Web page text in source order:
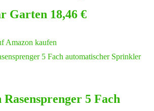
Garten 18,46 €
Amazon kaufen
5 Fach